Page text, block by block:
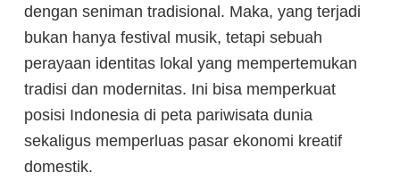
dengan seniman tradisional. Maka, yang terjadi
bukan hanya festival musik, tetapi sebuah
perayaan identitas lokal yang mempertemukan
tradisi dan modernitas. Ini bisa memperkuat
posisi Indonesia di peta pariwisata dunia
sekaligus memperluas pasar ekonomi kreatif
domestik.